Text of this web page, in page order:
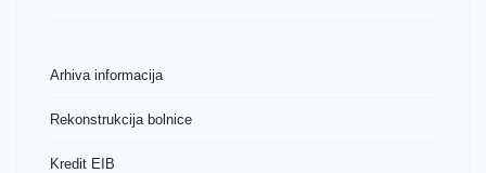
Arhiva informacija
Rekonstrukcija bolnice
Kredit EIB